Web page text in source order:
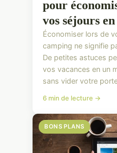
pour
vos séjours
Économiser lors de
camping ne signifie
De petites astuces
vos vacances en un
sans vider votre
6 min de lecture →
BONS PLANS